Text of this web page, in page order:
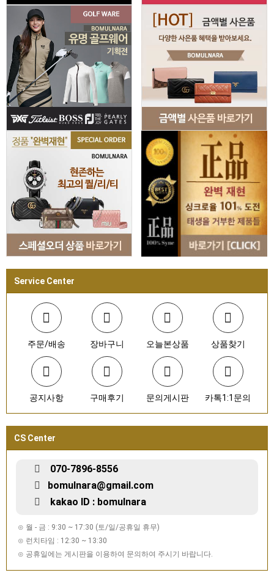
Service Center
주문/배송 장바구니 오늘본상품 상품찾기
공지사항 구매후기 문의게시판 카톡1:1문의
CS Center
070-7896-8556
bomulnara@gmail.com
kakao ID : bomulnara
⊙ 월 - 금 : 9:30 ~ 17:30 (토/일/공휴일 휴무)
⊙ 런치타임 : 12:30 ~ 13:30
⊙ 공휴일에는 게시판을 이용하여 문의하여 주시기 바랍니다.